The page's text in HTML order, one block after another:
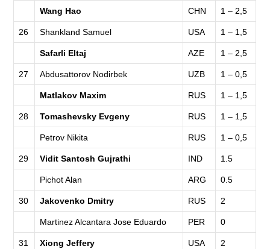
Wang Hao CHN 1 – 2,5
26 Shankland Samuel USA 1 – 1,5
Safarli Eltaj AZE 1 – 2,5
27 Abdusattorov Nodirbek UZB 1 – 0,5
Matlakov Maxim RUS 1 – 1,5
28 Tomashevsky Evgeny RUS 1 – 1,5
Petrov Nikita RUS 1 – 0,5
29 Vidit Santosh Gujrathi IND 1.5
Pichot Alan ARG 0.5
30 Jakovenko Dmitry RUS 2
Martinez Alcantara Jose Eduardo PER 0
31 Xiong Jeffery USA 2